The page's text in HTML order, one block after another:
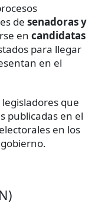
de senadoras y
en candidatas
para llegar
en el
legisladores que
publicadas en el
en los